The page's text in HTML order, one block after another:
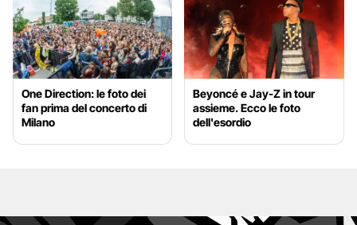
One Direction: le foto dei
fan prima del concerto di
Milano
Beyoncé e Jay-Z in tour
assieme. Ecco le foto
dell'esordio